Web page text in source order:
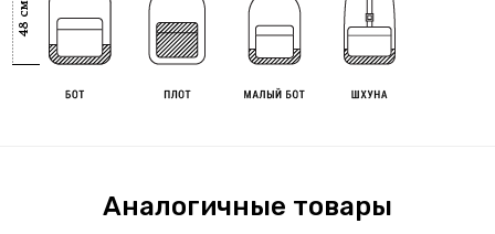
Аналогичные товары